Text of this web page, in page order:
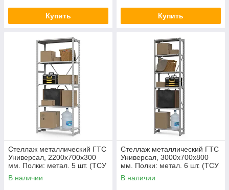
Купить Купить
Стеллаж металлический ГТС
Универсал, 2200x700x300
мм. Полки: метал. 5 шт. (ТСУ
22070350)
В наличии
Стеллаж металлический ГТС
Универсал, 3000x700x800
мм. Полки: метал. 6 шт. (ТСУ
30070860)
В наличии